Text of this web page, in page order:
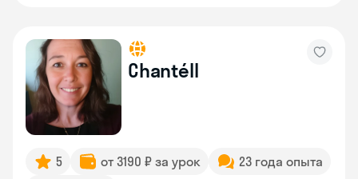
Chantéll
5 от 3190 ₽ за урок
23 года опыта